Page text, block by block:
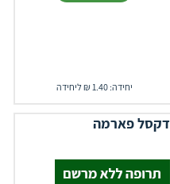
יחידה: 1.40 ₪ ליחידה
דקסל פארמה